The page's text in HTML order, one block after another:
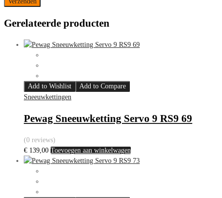
Gerelateerde producten
Add to Wishlist
Add to Compare
Sneeuwkettingen
Pewag Sneeuwketting Servo 9 RS9 69
(0 reviews)
€ 139,00 Toevoegen aan winkelwagen